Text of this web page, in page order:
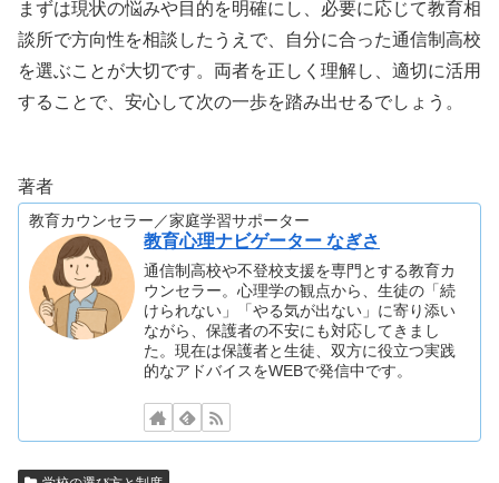
まずは現状の悩みや目的を明確にし、必要に応じて教育相
談所で方向性を相談したうえで、自分に合った通信制高校
を選ぶことが大切です。両者を正しく理解し、適切に活用
することで、安心して次の一歩を踏み出せるでしょう。
著者
教育カウンセラー／家庭学習サポーター
教育心理ナビゲーター なぎさ
通信制高校や不登校支援を専門とする教育カ
ウンセラー。心理学の観点から、生徒の「続
けられない」「やる気が出ない」に寄り添い
ながら、保護者の不安にも対応してきまし
た。現在は保護者と生徒、双方に役立つ実践
的なアドバイスをWEBで発信中です。